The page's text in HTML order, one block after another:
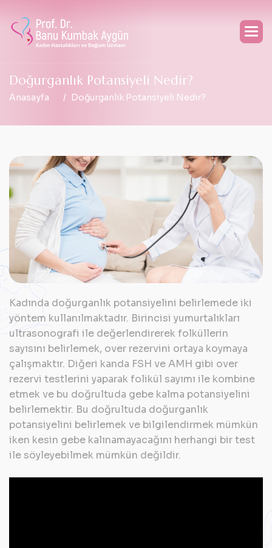
Doğurganlık Potansiyeli Nedir?
Anasayfa Doğurganlık Potansiyeli Nedir?
Kadında doğurganlık potansiyelini belirlemede iki
yöntem kullanılmaktadır. Birincisi yumurtalıkları
ultrasonografi ile değerlendirerek folküllerin
sayısını belirlemek, over rezervini ortaya koymaya
çalışmaktır. Diğeri kanda FSH ve AMH gibi over
rezervi testlerini yaparak folikül sayımı ile kombine
etmek ve bu doğrultuda gebe kalma potansiyelini
belirlemektir. Bu doğrultuda doğurganlık
potansiyelini belirlemek ve bilgilendirmek mümkün
iken kesin gebe kalınamayacağını herhangi bir test
ile söyleyebilmek mümkün değildir.